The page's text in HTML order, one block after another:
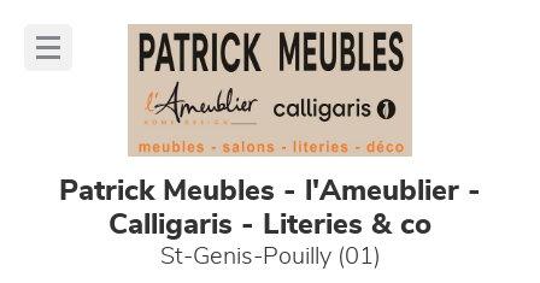
Patrick Meubles - l'Ameublier -
Calligaris - Literies & co
St-Genis-Pouilly (01)